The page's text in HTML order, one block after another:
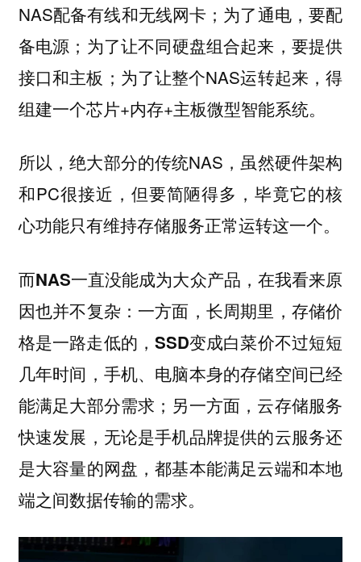
NAS配备有线和无线网卡；为了通电，要配
备电源；为了让不同硬盘组合起来，要提供
接口和主板；为了让整个NAS运转起来，得
组建一个芯片+内存+主板微型智能系统。
所以，绝大部分的传统NAS，虽然硬件架构
和PC很接近，但要简陋得多，毕竟它的核
心功能只有维持存储服务正常运转这一个。
而NAS一直没能成为大众产品，在我看来原
因也并不复杂：一方面，长周期里，存储价
格是一路走低的，SSD变成白菜价不过短短
几年时间，手机、电脑本身的存储空间已经
能满足大部分需求；另一方面，云存储服务
快速发展，无论是手机品牌提供的云服务还
是大容量的网盘，都基本能满足云端和本地
端之间数据传输的需求。